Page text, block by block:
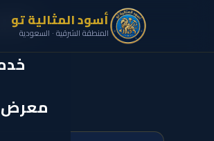
معرض
أسود المثالية تو
المنطقة الشرقية · السعودية